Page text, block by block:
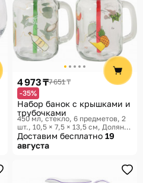
4 973 ₸7 651 ₸
-35%
Набор банок с крышками и
трубочками
450 мл, стекло, 6 предметов, 2
шт., 10,5 × 7,5 × 13,5 см Доляна,
Посуда для напитков с
трубочками
Доставим бесплатно 19
августа